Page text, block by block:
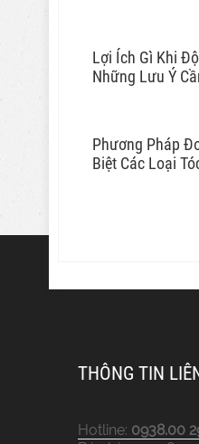
Lợi Ích Gì Khi
Những Lưu Ý
Phương Pháp
Biệt Các Loại
THÔNG TIN
Hotline: 0938.00